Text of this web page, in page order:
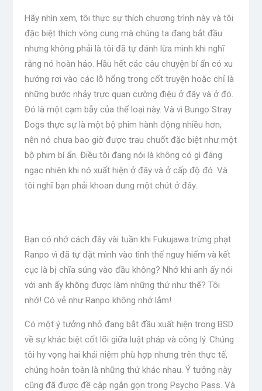
Hãy nhìn xem, tôi thực sự thích chương trình này và tôi
đặc biệt thích vòng cung mà chúng ta đang bắt đầu
nhưng không phải là tôi đã tự đánh lừa mình khi nghĩ
rằng nó hoàn hảo. Hầu hết các câu chuyện bí ẩn có xu
hướng rơi vào các lỗ hổng trong cốt truyện hoặc chỉ là
những bước nhảy trực quan cường điệu ở đây và ở đó.
Đó là một cạm bẫy của thể loại này. Và vì Bungo Stray
Dogs thực sự là một bộ phim hành động nhiều hơn,
nên nó chưa bao giờ được trau chuốt đặc biệt như một
bộ phim bí ẩn. Điều tôi đang nói là không có gì đáng
ngạc nhiên khi nó xuất hiện ở đây và ở cấp độ đó. Và
tôi nghĩ bạn phải khoan dung một chút ở đây.
Bạn có nhớ cách đây vài tuần khi Fukujawa trừng phạt
Ranpo vì đã tự đặt mình vào tình thế nguy hiểm và kết
cục là bị chĩa súng vào đầu không? Nhớ khi anh ấy nói
với anh ấy không được làm những thứ như thế? Tôi
nhớ! Có vẻ như Ranpo không nhớ lắm!
Có một ý tưởng nhỏ đang bắt đầu xuất hiện trong BSD
về sự khác biệt cốt lõi giữa luật pháp và công lý. Chúng
tôi hy vọng hai khái niệm phù hợp nhưng trên thực tế,
chúng hoàn toàn là những thứ khác nhau. Ý tưởng này
cũng đã được đề cập ngắn gọn trong Psycho Pass. Và